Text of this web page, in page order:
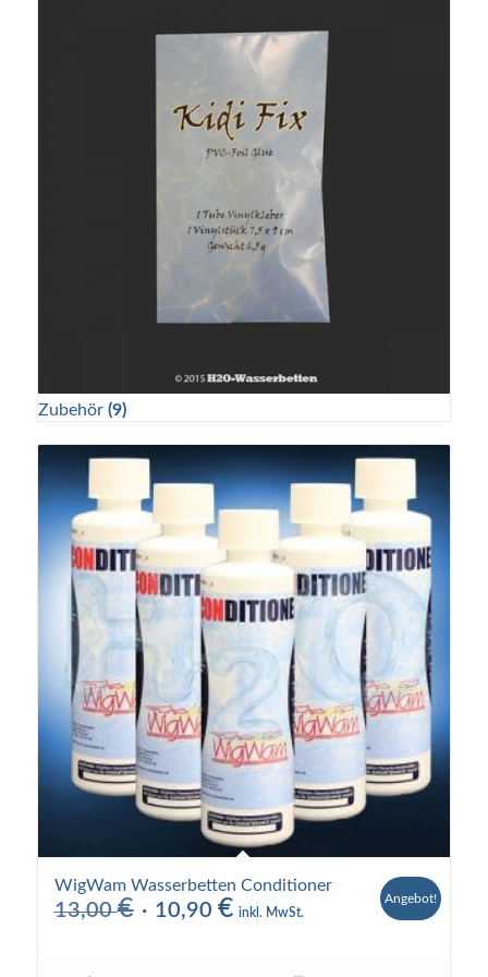
Zubehör (9)
WigWam Wasserbetten Conditioner
13,00€ Ursprünglicher
10,90 €Aktueller
inkl. MwSt.
Angebot!